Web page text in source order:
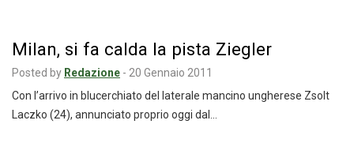
Milan, si fa calda la pista Ziegler
Posted by Redazione - 20 Gennaio 2011
Con l’arrivo in blucerchiato del laterale mancino ungherese Zsolt
Laczko (24), annunciato proprio oggi dal…